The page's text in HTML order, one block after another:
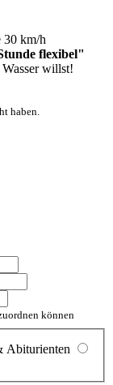
30 km/h
flexibel"
willst!
haben.
können
Abiturienten